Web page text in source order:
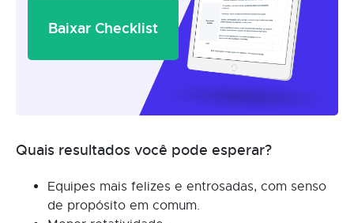
Baixar Checklist
Quais resultados você pode esperar?
Equipes mais felizes e entrosadas, com senso
de propósito em comum.